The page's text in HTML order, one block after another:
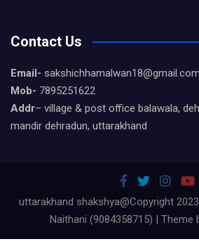
Contact Us
Email- sakshichhamalwan18@gmail.com
Mob- 7895251622
Addr– village & post office balawala,
mandir dehradun, uttarakhand
uttarakhand shakshya@Copyright
Naithani (9084358715) | Theme